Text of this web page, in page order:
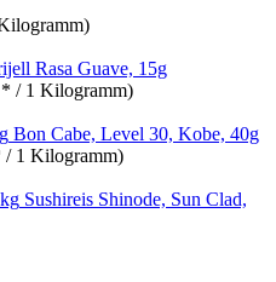
Rasa Guave, 15g
/ 1 Kilogramm)
Bon Cabe, Level 30, Kobe, 40g
/ 1 Kilogramm)
Sushireis Shinode, Sun Clad,